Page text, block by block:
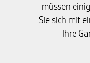
müssen
Sie sich mit
Ihre